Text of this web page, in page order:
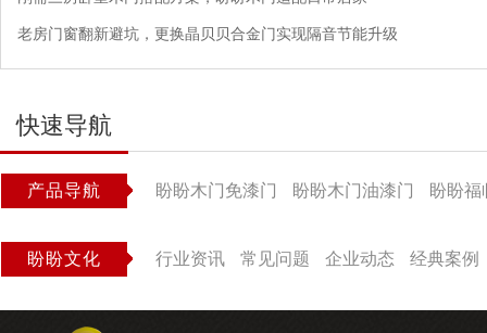
老房门窗翻新避坑，更换晶贝贝合金门实现隔音节能升级
快速导航
产品导航 盼盼木门免漆门 盼盼木门油漆门 盼盼福
盼盼文化 行业资讯 常见问题 企业动态 经典案例